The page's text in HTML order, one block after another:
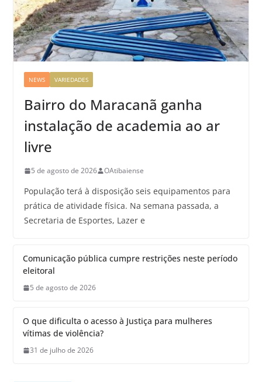
NEWS VARIEDADES
Bairro do Maracanã ganha
instalação de academia ao ar
livre
5 de agosto de 2026 OAtibaiense
População terá à disposição seis equipamentos para
prática de atividade física. Na semana passada, a
Secretaria de Esportes, Lazer e
Comunicação pública cumpre restrições neste período
eleitoral
5 de agosto de 2026
O que dificulta o acesso à Justiça para mulheres
vítimas de violência?
31 de julho de 2026